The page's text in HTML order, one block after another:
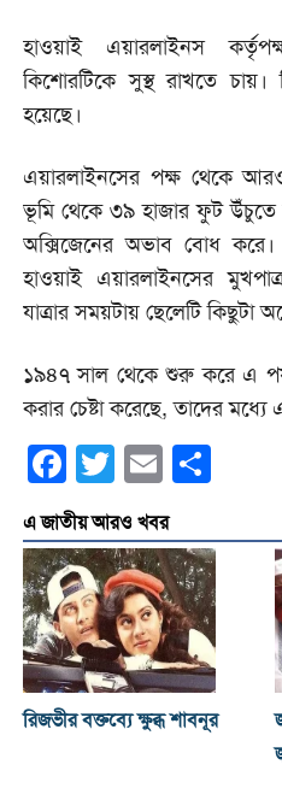
হাওয়াই এয়ারলাইনস
কিশোরটিকে সুস্থ রাখতে চায়।
হয়েছে।
এয়ারলাইনসের পক্ষ থেকে
ভূমি থেকে ৩৯ হাজার ফুট উঁচুতে
অক্সিজেনের অভাব বোধ করে।
হাওয়াই এয়ারলাইনসের
যাত্রার সময়টায় ছেলেটি কিছুটা
১৯৪৭ সাল থেকে শুরু করে এ
করার চেষ্টা করেছে, তাদের
Facebook
Twitter Email
এ জাতীয় আরও খবর
রিজভীর বক্তব্যে ক্ষুব্ধ শাবনূর